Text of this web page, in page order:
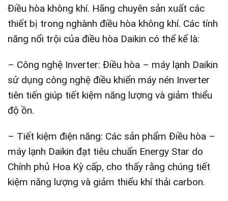
Điều hòa không khí. Hãng chuyên sản xuất các
thiết bị trong nghành điều hòa không khí. Các tính
năng nổi trội của điều hòa Daikin có thể kể là:
– Công nghệ Inverter: Điều hòa – máy lạnh Daikin
sử dụng công nghệ điều khiển máy nén Inverter
tiên tiến giúp tiết kiệm năng lượng và giảm thiểu
độ ồn.
– Tiết kiệm điện năng: Các sản phẩm Điều hòa –
máy lạnh Daikin đạt tiêu chuẩn Energy Star do
Chính phủ Hoa Kỳ cấp, cho thấy rằng chúng tiết
kiệm năng lượng và giảm thiểu khí thải carbon.